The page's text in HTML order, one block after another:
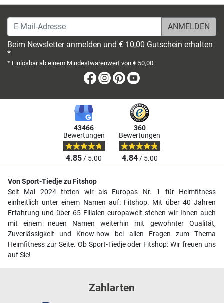
E-Mail-Adresse
Beim Newsletter anmelden und € 10,00 Gutschein erhalten
*
* Einlösbar ab einem Mindestwarenwert von € 50,00
Facebook
Instagram
Pinterest
43466
Bewertungen
4.85/ 5.00
360
Bewertungen
4.84/ 5.00
Von Sport-Tiedje zu Fitshop
Seit Mai 2024 treten wir als Europas Nr. 1 für Heimfitness
einheitlich unter einem Namen auf: Fitshop. Mit über 40 Jahren
Erfahrung und über 65 Filialen europaweit stehen wir Ihnen auch
mit einem neuen Namen weiterhin mit gewohnter Qualität,
Zuverlässigkeit und Know-how bei allen Fragen zum Thema
Heimfitness zur Seite. Ob Sport-Tiedje oder Fitshop: Wir freuen uns
auf Sie!
Zahlarten